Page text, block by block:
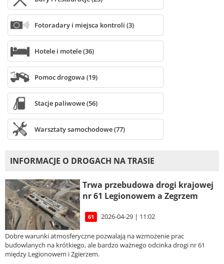
Fotoradary i miejsca kontroli (3)
Hotele i motele (36)
Pomoc drogowa (19)
Stacje paliwowe (56)
Warsztaty samochodowe (77)
INFORMACJE O DROGACH NA TRASIE
Trwa przebudowa drogi krajowej
nr 61 Legionowem a Zegrzem
61 2026-04-29 | 11:02
Dobre warunki atmosferyczne pozwalają na wzmożenie prac
budowlanych na krótkiego, ale bardzo ważnego odcinka drogi nr 61
między Legionowem i Zgierzem.